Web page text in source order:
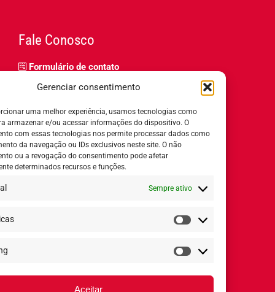
Gerenciar consentimento
uma melhor experiência, usamos tecnologias como
armazenar e/ou acessar informações do dispositivo. O
com essas tecnologias nos permite processar dados como
da navegação ou IDs exclusivos neste site. O não
ou a revogação do consentimento pode afetar
determinados recursos e funções.
Sempre ativo
Estatísticas
Marketing
Aceitar
Fale Conosco
Formulário de contato
Relatório de igualdade salarial
Horário de Atendimento:
8h ás 18h